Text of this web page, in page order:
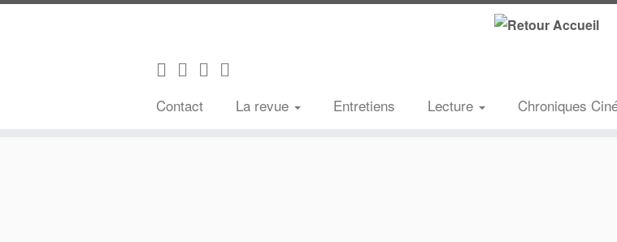
Contact La revue Entretiens Lecture Chroniques